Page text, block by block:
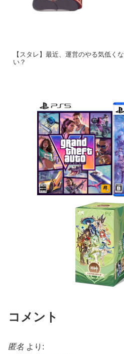
【スタレ】最近、運営のやる気低くな
い？
コメント
匿名 より: